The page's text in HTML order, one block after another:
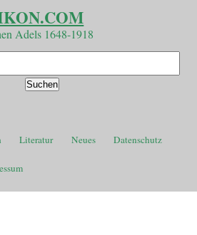
Adels 1648-1918
Literatur Neues Datenschutz